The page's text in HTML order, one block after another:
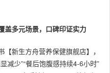
盖多元场景，口碑印证实力
新生方舟营养保健旗舰店】，
减少”“餐后饱腹感持续4-6小时”